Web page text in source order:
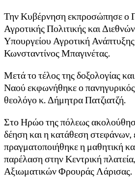
Την Κυβέρνηση εκπροσώπησε ο
Αγροτικής Πολιτικής και
Υπουργείου Αγροτική
Κωνσταντίνος Μπαγινέτας.
Μετά το τέλος της δοξολογίας
Ναού εκφωνήθηκε ο
θεολόγο κ. Δήμητρα Πατζιατζή.
Στο Ηρώο της πόλεως
δέηση και η κατάθεση
πραγματοποιήθηκε η μαθητική
παρέλαση στην Κεντρική
Αξιωματικών Φρουράς Λάρισας.